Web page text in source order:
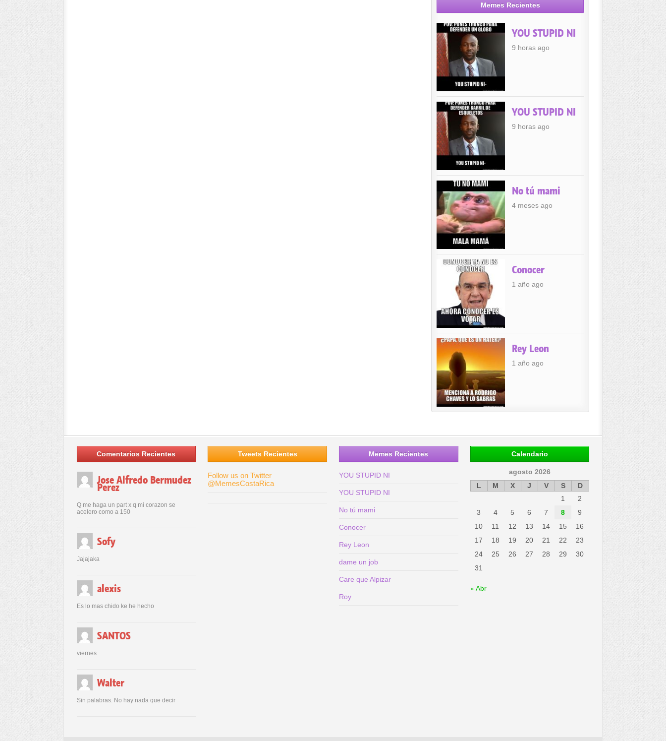
Memes Recientes
YOU STUPID NI
9 horas ago
YOU STUPID NI
9 horas ago
No tú mami
4 meses ago
Conocer
1 año ago
Rey Leon
1 año ago
Comentarios Recientes
Jose Alfredo Bermudez
Perez
Q me haga un part x q mi corazon se
acelero como a 150
Sofy
Jajajaka
alexis
Es lo mas chido ke he hecho
SANTOS
viernes
Walter
Sin palabras. No hay nada que decir
Tweets Recientes
Follow us on Twitter
@MemesCostaRica
Memes Recientes
YOU STUPID NI
YOU STUPID NI
No tú mami
Conocer
Rey Leon
dame un job
Care que Alpizar
Roy
Calendario
agosto 2026
L
M X J V S
D
1
2
3
4 5 6 7 8
9
10
11 12 13 14 15
16
17
18 19 20 21 22
23
24
25 26 27 28 29
30
31
« Abr